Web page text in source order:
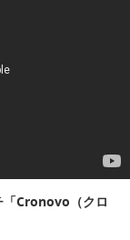
「Cronovo（クロ